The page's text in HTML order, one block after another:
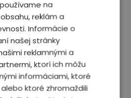
na
reklám a
Informácie o
našej stránky
reklamnými a
ktorí ich môžu
informáciami, ktoré
ktoré zhromaždili